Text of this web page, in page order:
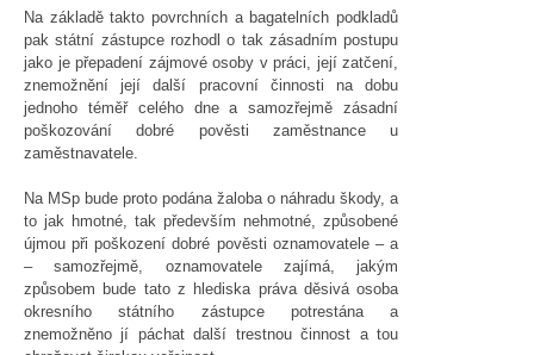
Na základě takto povrchních a bagatelních podkladů
pak státní zástupce rozhodl o tak zásadním postupu
jako je přepadení zájmové osoby v práci, její zatčení,
znemožnění její další pracovní činnosti na dobu
jednoho téměř celého dne a samozřejmě zásadní
poškozování dobré pověsti zaměstnance u
zaměstnavatele.
Na MSp bude proto podána žaloba o náhradu škody, a
to jak hmotné, tak především nehmotné, způsobené
újmou při poškození dobré pověsti oznamovatele – a
– samozřejmě, oznamovatele zajímá, jakým
způsobem bude tato z hlediska práva děsivá osoba
okresního státního zástupce potrestána a
znemožněno jí páchat další trestnou činnost a tou